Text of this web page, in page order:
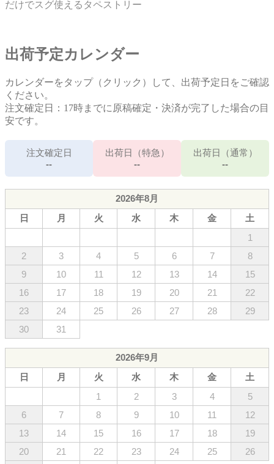
だけでスグ使えるタペストリー
出荷予定カレンダー
カレンダーをタップ（クリック）して、出荷予定日をご確認
ください。
注文確定日：17時までに原稿確定・決済が完了した場合の目
安です。
注文確定日
--
出荷日（特急）
--
出荷日（通常）
--
2026年8月
日
月 火 水 木 金
土
1
2
3 4 5 6 7
8
9
10 11 12 13 14
15
16
17 18 19 20 21
22
23
24 25 26 27 28
29
30
31
2026年9月
日
月 火 水 木 金
土
1
2 3 4
5
6
7 8 9 10 11
12
13
14 15 16 17 18
19
20
21 22 23 24 25
26